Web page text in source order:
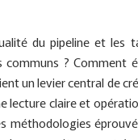
du pipeline et les
? Comment
un levier central de
lecture claire et
méthodologies